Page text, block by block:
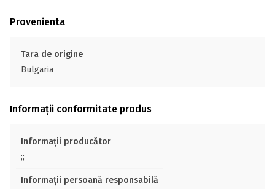
Provenienta
Tara de origine
Bulgaria
Informații conformitate produs
Informații producător
;;
Informații persoană responsabilă